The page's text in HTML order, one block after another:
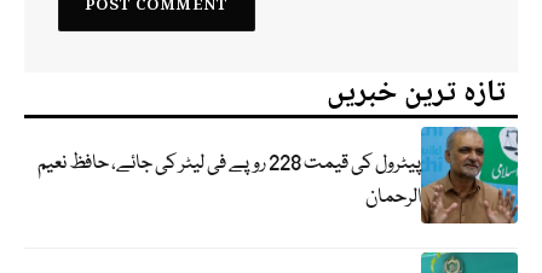
تازہ ترین خبریں
پیٹرول کی قیمت 228 روپے فی لیٹر کی جائے، حافظ نعیم
الرحمان